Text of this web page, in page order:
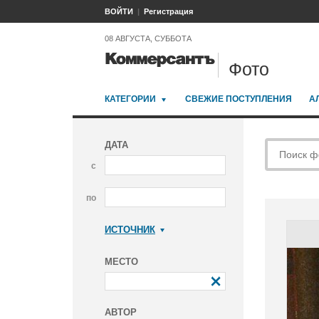
ВОЙТИ Регистрация
08 АВГУСТА, СУББОТА
Фото
КАТЕГОРИИ СВЕЖИЕ ПОСТУПЛЕНИЯ
ДАТА
с
по
ИСТОЧНИК
МЕСТО
АВТОР